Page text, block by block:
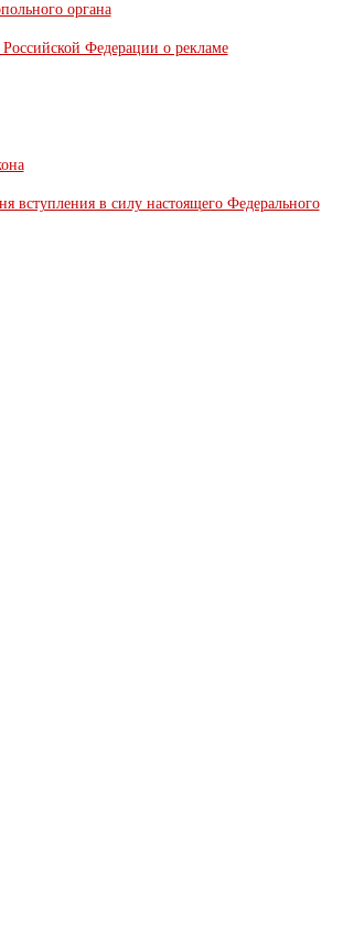
органа
Российской Федерации о рекламе
вступления в силу настоящего Федерального